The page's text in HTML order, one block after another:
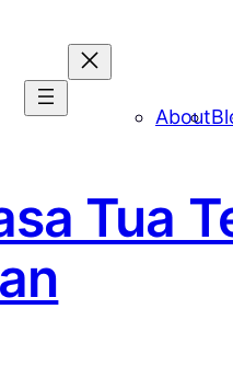
About
Tua